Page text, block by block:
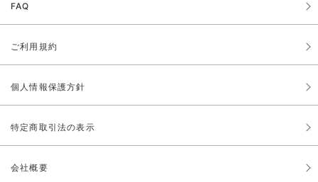
FAQ
ご利用規約
個人情報保護方針
特定商取引法の表示
会社概要